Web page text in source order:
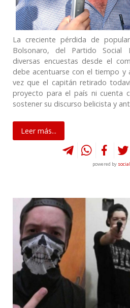
La creciente pérdida de
Bolsonaro, del Partido Social
diversas encuestas desde el
debe acentuarse con el tiempo y
vez que el capitán retirado
proyecto para el país ni cuenta
sostener su discurso belicista y
Leer más...
powered by